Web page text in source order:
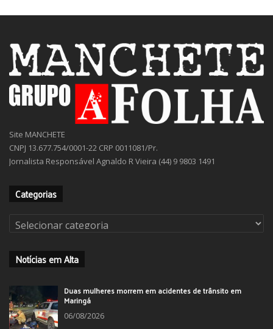
Site MANCHETE
CNPJ 13.677.754/0001-22 CRP 0011081/Pr.
Jornalista Responsável Agnaldo R Vieira (44) 9 9803 1491
Categorias
Categorias
Notícias em Alta
Duas mulheres morrem em acidentes de trânsito em
Maringá
06/08/2026